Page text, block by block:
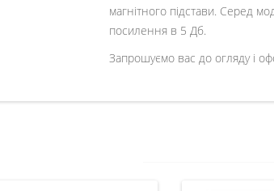
магнітного підстави. Серед
посилення в 5 Дб.
Запрошуємо вас до огляду і